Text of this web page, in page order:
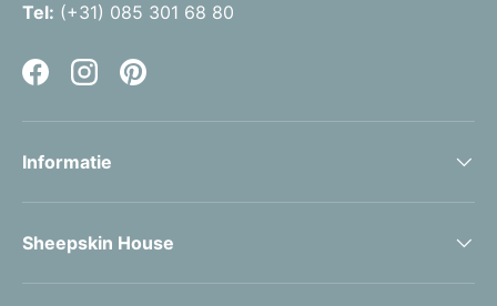
Tel: (+31) 085 301 68 80
FacebookInstagramPinterest
Informatie
Sheepskin House